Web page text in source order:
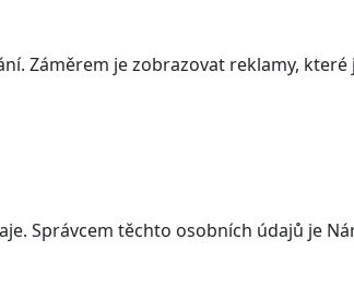
Záměrem je zobrazovat reklamy,
Správcem těchto osobních údajů je